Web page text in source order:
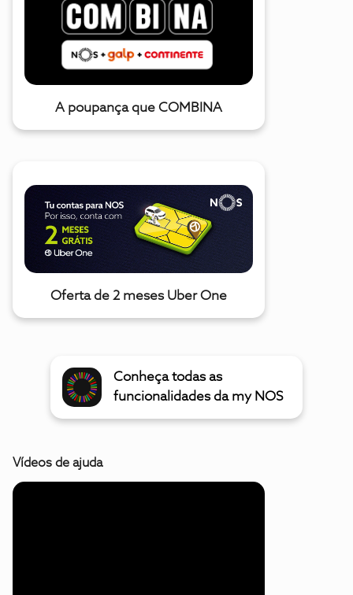
A poupança que COMBINA
Oferta de 2 meses Uber One
Conheça todas as
funcionalidades da my NOS
Vídeos de ajuda